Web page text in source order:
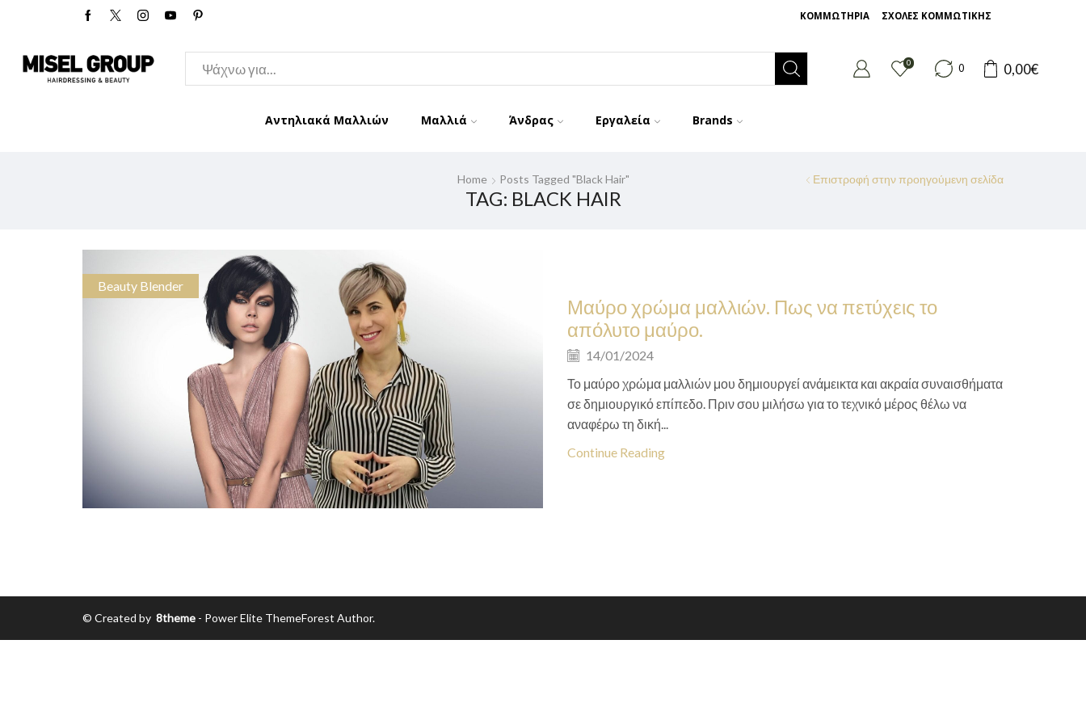
ΚΟΜΜΩΤΗΡΙΑ ΣΧΟΛΕΣ ΚΟΜΜΩΤΙΚΗΣ
0 0 0,00€
Αντηλιακά Μαλλιών Μαλλιά Άνδρας Εργαλεία Brands
Επιστροφή στην προηγούμενη σελίδα
Home Posts Tagged "black Hair"
TAG: BLACK HAIR
Beauty Blender
Μαύρο χρώμα μαλλιών. Πως να πετύχεις το
απόλυτο μαύρο.
14/01/2024
Το μαύρο χρώμα μαλλιών μου δημιουργεί ανάμεικτα και ακραία συναισθήματα
σε δημιουργικό επίπεδο. Πριν σου μιλήσω για το τεχνικό μέρος θέλω να
αναφέρω τη δική...
Continue Reading
© Created by 8theme - Power Elite ThemeForest Author.